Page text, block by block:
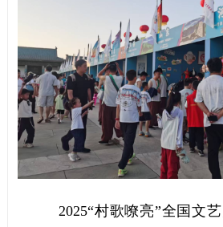
2025“村歌嘹亮”全国文